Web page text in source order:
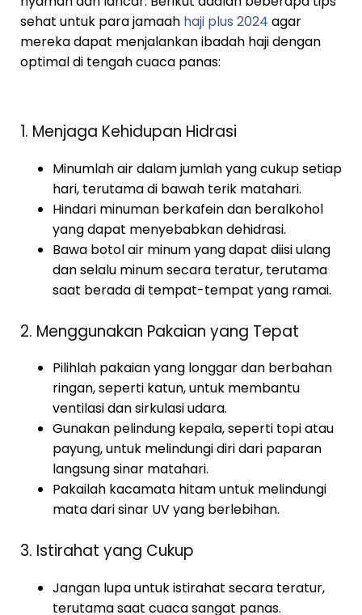
sehat untuk para jamaah haji plus 2024 agar
mereka dapat menjalankan ibadah haji dengan
optimal di tengah cuaca panas:
1. Menjaga Kehidupan Hidrasi
Minumlah air dalam jumlah yang cukup setiap
hari, terutama di bawah terik matahari.
Hindari minuman berkafein dan beralkohol
yang dapat menyebabkan dehidrasi.
Bawa botol air minum yang dapat diisi ulang
dan selalu minum secara teratur, terutama
saat berada di tempat-tempat yang ramai.
2. Menggunakan Pakaian yang Tepat
Pilihlah pakaian yang longgar dan berbahan
ringan, seperti katun, untuk membantu
ventilasi dan sirkulasi udara.
Gunakan pelindung kepala, seperti topi atau
payung, untuk melindungi diri dari paparan
langsung sinar matahari.
Pakailah kacamata hitam untuk melindungi
mata dari sinar UV yang berlebihan.
3. Istirahat yang Cukup
Jangan lupa untuk istirahat secara teratur,
terutama saat cuaca sangat panas.